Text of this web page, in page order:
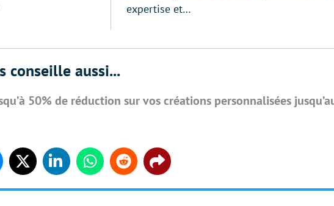
expertise et…
conseille aussi...
50% de réduction sur vos créations personnalisées
Twitter LinkedinWhatsappReddit Share